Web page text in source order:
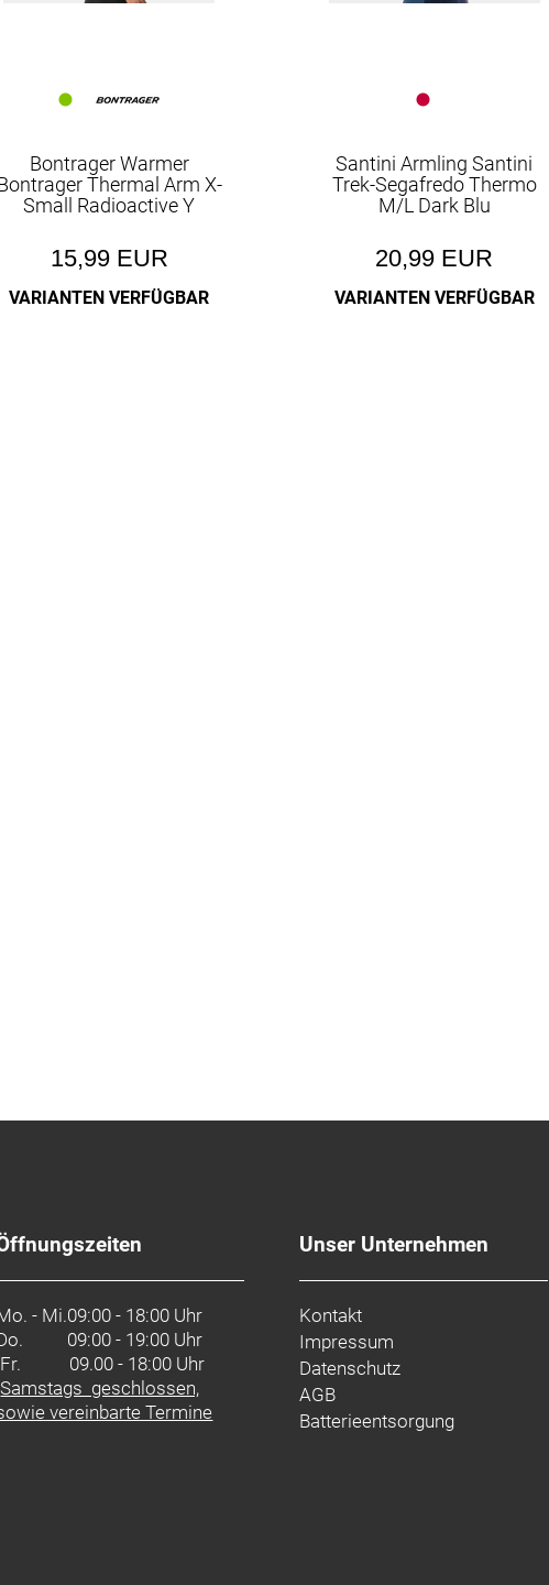
Bontrager Warmer
Thermal Arm X-
Small Radioactive Y
15,99 EUR
VARIANTEN VERFÜGBAR
Santini Armling Santini
Trek-Segafredo Thermo
M/L Dark Blu
20,99 EUR
VARIANTEN VERFÜGBAR
- Mi.09:00 - 18:00 Uhr
09:00 - 19:00 Uhr
Fr. 09.00 - 18:00 Uhr
Samstags geschlossen,
vereinbarte Termine
Unser Unternehmen
Kontakt
Impressum
Datenschutz
AGB
Batterieentsorgung